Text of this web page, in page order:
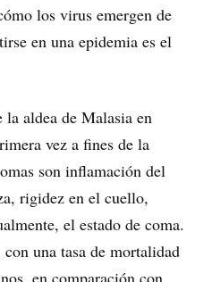
los virus emergen de
en una epidemia es el
aldea de Malasia en
vez a fines de la
son inflamación del
rigidez en el cuello,
el estado de coma.
una tasa de mortalidad